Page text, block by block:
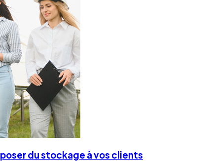
du stockage à vos clients